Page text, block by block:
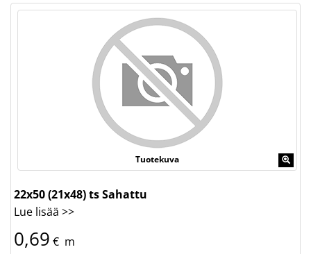
Tuotekuva
22x50 (21x48) ts Sahattu
Lue lisää >>
0,69 € m